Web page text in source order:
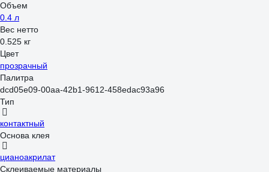
Объем
0.4 л
Вес нетто
0.525 кг
Цвет
прозрачный
Палитра
dcd05e09-00aa-42b1-9612-458edac93a96
Тип
контактный
Основа клея
цианоакрилат
Склеиваемые материалы